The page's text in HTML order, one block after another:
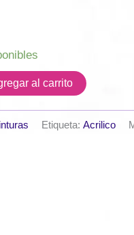
al carrito
Etiqueta: Acrilico